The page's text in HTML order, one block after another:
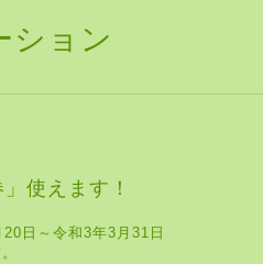
ション
使えます！
日～令和3年3月31日